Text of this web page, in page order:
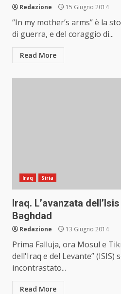
Redazione 15 Giugno 2014
“In my mother’s arms” è la
di guerra, e del coraggio di...
Read More
Iraq Siria
Iraq. L’avanzata
Baghdad
Redazione 13 Giugno 2014
Prima Falluja, ora Mosul e
dell'Iraq e del Levante” (ISIS)
incontrastato...
Read More